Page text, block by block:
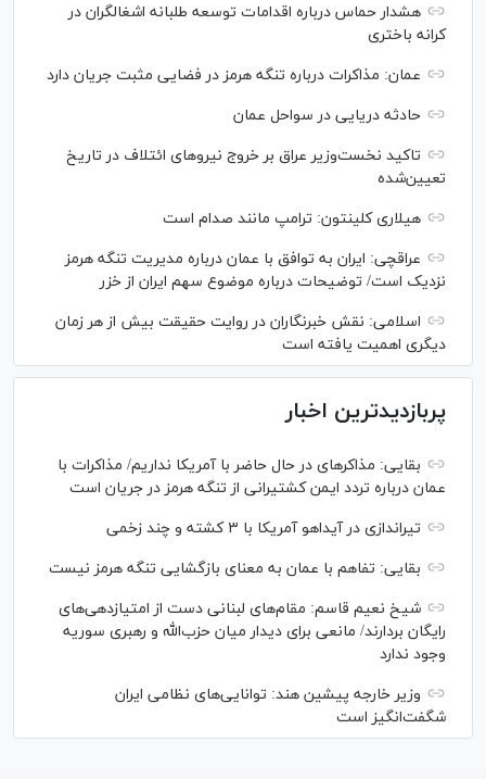
هشدار حماس درباره اقدامات توسعه طلبانه اشغالگران در
کرانه باختری
عمان: مذاکرات درباره تنگه هرمز در فضایی مثبت جریان دارد
حادثه دریایی در سواحل عمان
تاکید نخست‌وزیر عراق بر خروج نیروهای ائتلاف در تاریخ
تعیین‌شده
هیلاری کلینتون: ترامپ مانند صدام است
عراقچی: ایران به توافق با عمان درباره مدیریت تنگه هرمز
نزدیک است/ توضیحات درباره موضوع سهم ایران از خزر
اسلامی: نقش خبرنگاران در روایت حقیقت بیش از هر زمان
دیگری اهمیت یافته است
پربازدیدترین اخبار
بقایی: مذاکره‎ای در حال حاضر با آمریکا نداریم/ مذاکرات با
عمان درباره تردد ایمن کشتیرانی از تنگه هرمز در جریان است
تیراندازی در آیداهو آمریکا با ۳ کشته و چند زخمی
بقایی: تفاهم با عمان به معنای بازگشایی تنگه هرمز نیست
شیخ نعیم قاسم: مقام‌های لبنانی دست از امتیازدهی‌های
رایگان بردارند/ مانعی برای دیدار میان حزب‌الله و رهبری سوریه
وجود ندارد
وزیر خارجه پیشین هند: توانایی‌های نظامی ایران
شگفت‌انگیز است